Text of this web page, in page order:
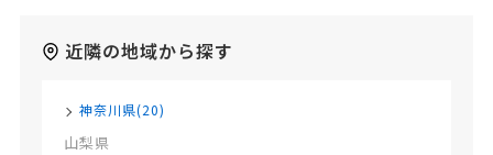
近隣の地域から探す
神奈川県(20)
山梨県